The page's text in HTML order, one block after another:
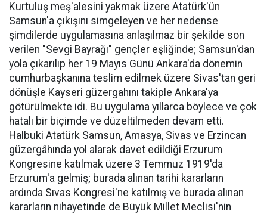
Kurtuluş meş'alesini yakmak üzere Atatürk'ün
Samsun'a çıkışını simgeleyen ve her nedense
şimdilerde uygulamasına anlaşılmaz bir şekilde son
verilen "Sevgi Bayrağı" gençler eşliğinde; Samsun'dan
yola çıkarılıp her 19 Mayıs Günü Ankara'da dönemin
cumhurbaşkanına teslim edilmek üzere Sivas'tan geri
dönüşle Kayseri güzergahını takiple Ankara'ya
götürülmekte idi. Bu uygulama yıllarca böylece ve çok
hatalı bir biçimde ve düzeltilmeden devam etti.
Halbuki Atatürk Samsun, Amasya, Sivas ve Erzincan
güzergâhında yol alarak davet edildiği Erzurum
Kongresine katılmak üzere 3 Temmuz 1919'da
Erzurum'a gelmiş; burada alınan tarihi kararların
ardında Sıvas Kongresi'ne katılmış ve burada alınan
kararların nihayetinde de Büyük Millet Meclisi'nin